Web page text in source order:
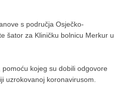
s područja Osječko-
šator za Kliničku bolnicu Merkur u
kojeg su dobili odgovore
uzrokovanoj koronavirusom.